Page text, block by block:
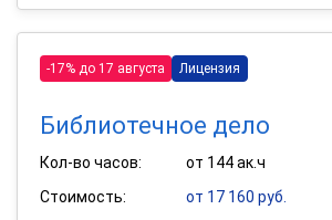
-17% до 17 августа Лицензия
Библиотечное дело
Кол-во часов:
от 144 ак.ч
Стоимость:
от 17 160 руб.